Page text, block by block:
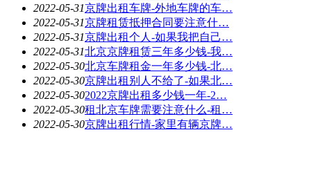
2022-05-31京牌出租车牌-外地车牌的车…
2022-05-31京牌租赁抵押合同要注意什…
2022-05-31京牌出租个人-如果我把自己…
2022-05-31北京京牌租赁三年多少钱-我…
2022-05-30北京车牌租金一年多少钱-北…
2022-05-30京牌出租别人不给了-如果北…
2022-05-302022京牌出租多少钱一年-2…
2022-05-30租北京车牌需要注意什么-租…
2022-05-30京牌出租行情-家里有辆京牌…